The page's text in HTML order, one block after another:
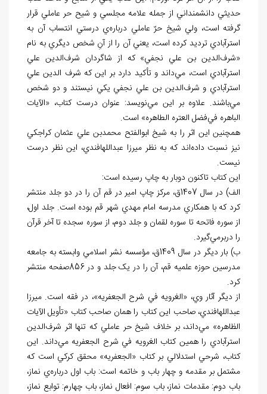
حديثي دانشمنداني از جمله علامه مجلسي و شيح حر عاملي قرار
گرفته است، ولي شيخ حرّ عاملي دربارهي درستي انتساب آن به
استرآبادي ترديد کرده است، يعني آن را از آنِ شخص ديگري به نام
«شرفالدين بن علي نجفي» که از شاگردان شرفالدين علي
استرآبادي است، ميداند و تأکيد دارد بر اين که شرف الدين علي
استرآبادي و شرفالدين بن علي نجفي يکي نيستند و دو شخص
ميباشند. علاوه بر اين مينويسد: عنوان درست کتاب، «الآيات
الباهره فيفضل العتره الطاهره» است.
همچنين اين اثر را به شيخ ابوالفتح محمدبن علي عثمان کراجکي
نيز نسبت دادهاند که به نظر ميرزا عبدالله‏افندي، اين نظر درست
نيست.
اين کتاب تاکنون دوبار به چاپ رسيده است:
الف) در سال 1407ق، مرکز چاپ امير در قم آن را در دو جلد منتشر
کرد که با همکاري مدرسه امام مهدي شهر قم بوده است. جلد اول،
از سوره فاتحه تا سوره لقمان و جلد دوم، از سوره سجده تا آخر قرآن
را دربرميگيرد.
ب) بار ديگر در سال 1409ق، مؤسسه نشر اسلامي وابسته به جامعه
مدرسين حوزه علميه قم، آن را در يک جلد و در 856صفحه منتشر
کرد.
از ديگر آثار وي، «الغرويه في شرح الجعفريه»، در فقه است. ميرزا
عبدالله‏افندي، صاحب اين کتاب را همان صاحب کتاب «تأويل الآيات
الظاهره» ميداند، بر خلاف شيخ حر عاملي که تنها اثر شرفالدين
استرآبادي را همين کتاب الغرويه في شرح الجعفريه ميداند. اين
کتاب، شرحي استدلالي بر کتاب «الجعفريه» محقق کرکي است که
مشتمل بر مقدمه و چهار باب و خاتمه است: باب اول دربارهي نماز،
باب دوم: مقدمات نماز، باب سوم: افعال نماز، باب چهارم: توابع نماز،